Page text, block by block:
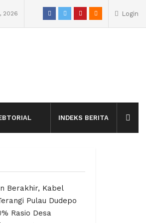
2026 Login
INDEKS BERITA
Berakhir, Kabel
Pulau Dudepo
Rasio Desa